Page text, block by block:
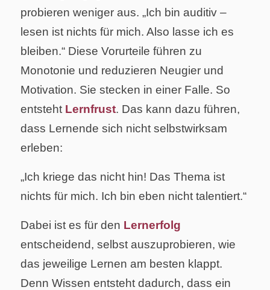
probieren weniger aus. „Ich bin auditiv –
lesen ist nichts für mich. Also lasse ich es
bleiben.“ Diese Vorurteile führen zu
Monotonie und reduzieren Neugier und
Motivation. Sie stecken in einer Falle. So
entstehtLernfrust. Das kann dazu führen,
dass Lernende sich nicht selbstwirksam
erleben:
„Ich kriege das nicht hin! Das Thema ist
nichts für mich. Ich bin eben nicht talentiert.“
Dabei ist es für den Lernerfolg
entscheidend, selbst auszuprobieren, wie
das jeweilige Lernen am besten klappt.
Denn Wissen entsteht dadurch, dass ein